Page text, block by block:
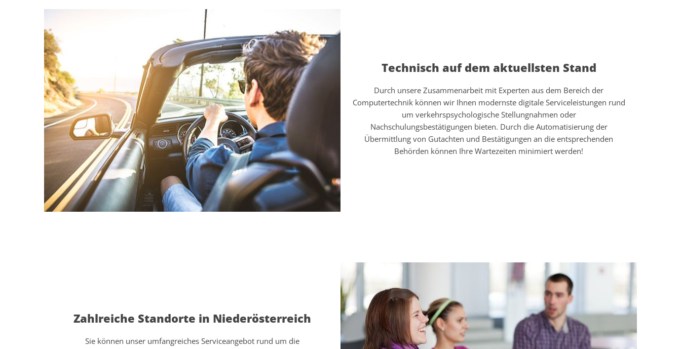
Technisch auf dem aktuellsten Stand
Durch unsere Zusammenarbeit mit Experten aus dem Bereich der
Computertechnik können wir Ihnen modernste digitale Serviceleistungen rund
um verkehrspsychologische Stellungnahmen oder
Nachschulungsbestätigungen bieten. Durch die Automatisierung der
Übermittlung von Gutachten und Bestätigungen an die entsprechenden
Behörden können Ihre Wartezeiten minimiert werden!
Zahlreiche Standorte in Niederösterreich
Sie können unser umfangreiches Serviceangebot rund um die